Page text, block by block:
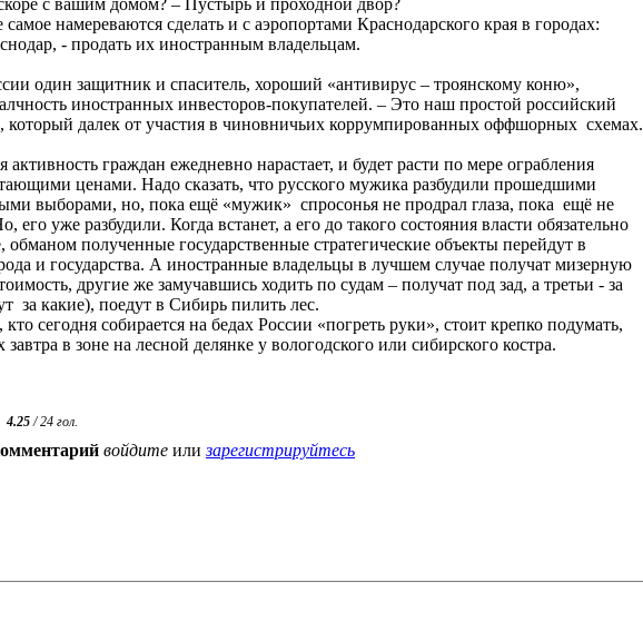
с вашим домом? – Пустырь и проходной двор?
намереваются сделать и с аэропортами Краснодарского края в городах:
- продать их иностранным владельцам.
один защитник и спаситель, хороший «антивирус – троянскому коню»,
иностранных инвесторов-покупателей. – Это наш простой российский
который далек от участия в чиновничьих коррумпированных оффшорных схемах.
граждан ежедневно нарастает, и будет расти по мере ограбления
ценами. Надо сказать, что русского мужика разбудили прошедшими
выборами, но, пока ещё «мужик» спросонья не продрал глаза, пока ещё не
его уже разбудили. Когда встанет, а его до такого состояния власти обязательно
обманом полученные государственные стратегические объекты перейдут в
и государства. А иностранные владельцы в лучшем случае получат мизерную
другие же замучавшись ходить по судам – получат под зад, а третьи - за
за какие), поедут в Сибирь пилить лес.
сегодня собирается на бедах России «погреть руки», стоит крепко подумать,
завтра в зоне на лесной делянке у вологодского или сибирского костра.
4.25/24 гол.
войдите илизарегистрируйтесь